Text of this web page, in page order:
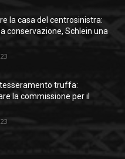
la casa del centrosinistra:
conservazione, Schlein una
tesseramento truffa:
la commissione per il